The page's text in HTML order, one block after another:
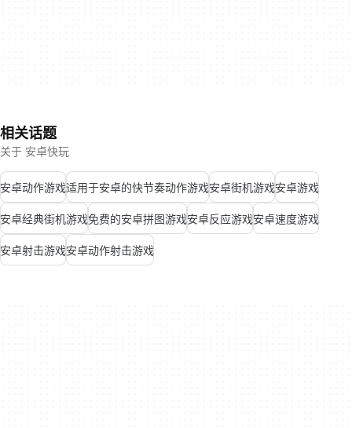
相关话题
关于 安卓快玩
安卓动作游戏适用于安卓的快节奏动作游戏安卓街机游戏安卓游戏
安卓经典街机游戏免费的安卓拼图游戏安卓反应游戏安卓速度游戏
安卓射击游戏安卓动作射击游戏